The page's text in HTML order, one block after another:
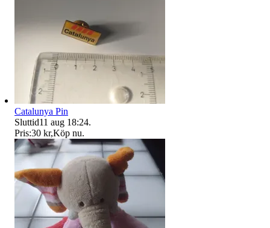
Catalunya Pin
Sluttid11 aug 18:24.
Pris:30 kr,Köp nu.